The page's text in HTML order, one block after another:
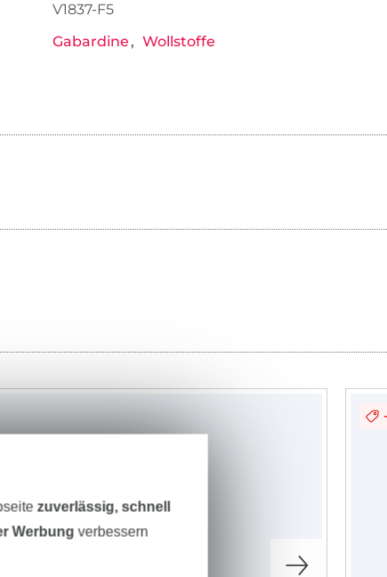
V1837-F5
Gabardine Wollstoffe
zuverlässig, schnell
Werbung verbessern